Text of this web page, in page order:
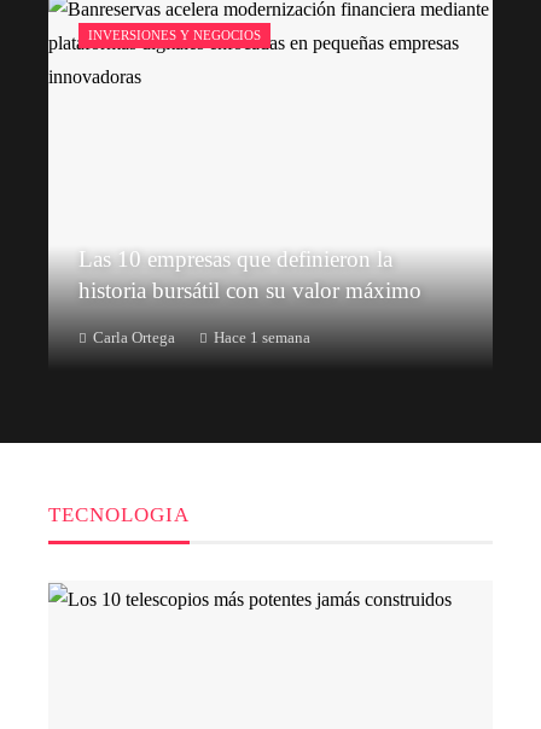
INVERSIONES Y NEGOCIOS
Las 10 empresas que definieron la
historia bursátil con su valor máximo
Carla Ortega Hace 1 semana
TECNOLOGIA